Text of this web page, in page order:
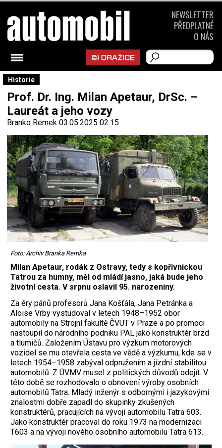
Historie
Prof. Dr. Ing. Milan Apetaur, DrSc. –
Laureát a jeho vozy
Branko Remek 03.05.2025 02:15
Foto: Archiv Branka Remka
Milan Apetaur, rodák z Ostravy, tedy s kopřivnickou
Tatrou za humny, měl od mládí jasno, jaká bude jeho
životní cesta. V srpnu oslavil 95. narozeniny.
Za éry pánů profesorů Jana Košťála, Jana Petránka a
Aloise Vrby vystudoval v letech 1948–1952 obor
automobily na Strojní fakultě ČVUT v Praze a po promoci
nastoupil do národního podniku PAL jako konstruktér brzd
a tlumičů. Založením Ústavu pro výzkum motorových
vozidel se mu otevřela cesta ve vědě a výzkumu, kde se v
letech 1954–1958 zabýval odpružením a jízdní stabilitou
automobilů. Z ÚVMV musel z politických důvodů odejít. V
této době se rozhodovalo o obnovení výroby osobních
automobilů Tatra. Mladý inženýr s odbornými i jazykovými
znalostmi dobře zapadl do skupinky zkušených
konstruktérů, pracujících na vývoji automobilu Tatra 603.
Jako konstruktér pracoval do roku 1973 na modernizaci
T603 a na vývoji nového osobního automobilu Tatra 613.
NEWSLETTER
PŘEDPLATNÉ
O NÁS